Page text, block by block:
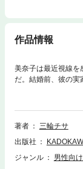
作品情報
美奈子は最近視線を
だ。結婚前、彼の実
し、彼は1年前に
日、風呂の中で視
となった義弟は姿を
のセックスの最中や
著者
三輪チサ
出版社
ジャンル
男性向